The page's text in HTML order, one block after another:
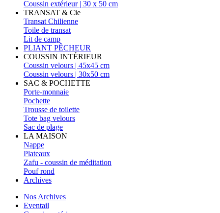
Coussin extérieur | 30 x 50 cm
TRANSAT & Cie
Transat Chilienne
Toile de transat
Lit de camp
PLIANT PÊCHEUR
COUSSIN INTÉRIEUR
Coussin velours | 45x45 cm
Coussin velours | 30x50 cm
SAC & POCHETTE
Porte-monnaie
Pochette
Trousse de toilette
Tote bag velours
Sac de plage
LA MAISON
Nappe
Plateaux
Zafu - coussin de méditation
Pouf rond
Archives
Nos Archives
Eventail